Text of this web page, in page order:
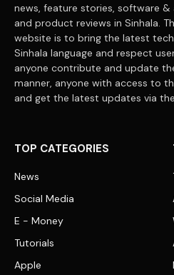
news, feature stories, software
and product reviews in Sinhala.
website is to bring the latest
Sinhala language and respect
anyone contribute and update
manner, anyone with access to
and get the latest updates via
TOP CATEGORIES
News
Social Media
E - Money
Tutorials
Apple